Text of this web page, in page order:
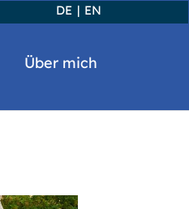
DE | EN
Über mich